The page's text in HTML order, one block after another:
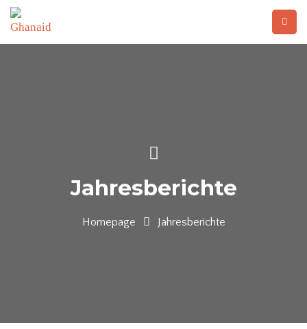
Jahresberichte
Homepage Jahresberichte